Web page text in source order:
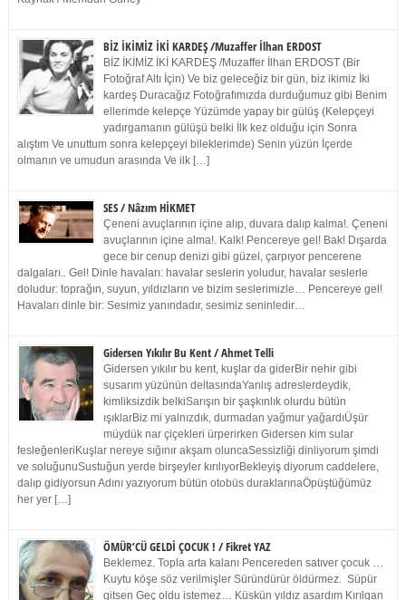
BİZ İKİMİZ İKİ KARDEŞ /Muzaffer İlhan ERDOST
BİZ İKİMİZ İKİ KARDEŞ /Muzaffer İlhan ERDOST (Bir
Fotoğraf Altı İçin) Ve biz geleceğiz bir gün, biz ikimiz İki
kardeş Duracağız Fotoğrafımızda durduğumuz gibi Benim
ellerimde kelepçe Yüzümde yapay bir gülüş (Kelepçeyi
yadırgamanın gülüşü belki İlk kez olduğu için Sonra
alıştım Ve unuttum sonra kelepçeyi bileklerimde) Senin yüzün İçerde
olmanın ve umudun arasında Ve ilk […]
SES / Nâzım HİKMET
Çeneni avuçlarının içine alıp, duvara dalıp kalma!. Çeneni
avuçlarının içine alma!. Kalk! Pencereye gel! Bak! Dışarda
gece bir cenup denizi gibi güzel, çarpıyor pencerene
dalgaları.. Gel! Dinle havaları: havalar seslerin yoludur, havalar seslerle
doludur: toprağın, suyun, yıldızların ve bizim seslerimizle… Pencereye gel!
Havaları dinle bir: Sesimiz yanındadır, sesimiz seninledir…
Gidersen Yıkılır Bu Kent / Ahmet Telli
Gidersen yıkılır bu kent, kuşlar da giderBir nehir gibi
susarım yüzünün deltasındaYanlış adreslerdeydik,
kimliksizdik belkiSarışın bir şaşkınlık olurdu bütün
ışıklarBiz mi yalnızdık, durmadan yağmur yağardıÜşür
müydük nar çiçekleri ürperirken Gidersen kim sular
fesleğenleriKuşlar nereye sığınır akşam oluncaSessizliği dinliyorum şimdi
ve soluğunuSustuğun yerde birşeyler kırılıyorBekleyiş diyorum caddelere,
dalıp gidiyorsun Adını yazıyorum bütün otobüs duraklarınaÖpüştüğümüz
her yer […]
ÖMÜR’CÜ GELDİ ÇOCUK ! / Fikret YAZ
Beklemez. Topla arta kalanı Pencereden satıver çocuk …
Kuytu köşe söz verilmişler Süründürür öldürmez. Süpür
gitsen Geç oldu istemez… Küskün yıldız asardım Kırılgan